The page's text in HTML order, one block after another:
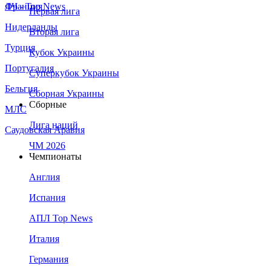
Франция
Нидерланды
Турция
Португалия
Бельгия
МЛС
Саудовская Аравия
ЛЧ - Top News
Первая лига
Вторая лига
Кубок Украины
Суперкубок Украины
Сборная Украины
Сборные
Лига наций
ЧМ 2026
Чемпионаты
Англия
Испания
АПЛ Top News
Италия
Германия